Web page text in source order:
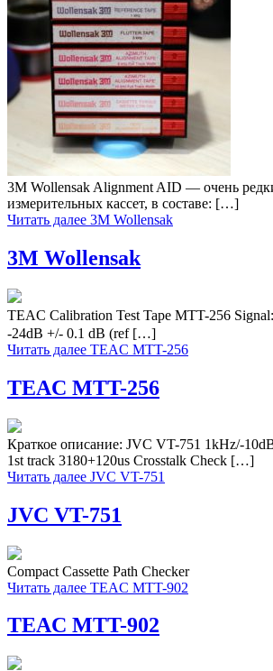
3M Wollensak Alignment AID — очень
измерительных кассет, в составе: […]
Читать далее 3M Wollensak
3M Wollensak
TEAC Calibration Test Tape MTT-256
-24dB +/- 0.1 dB (ref […]
Читать далее TEAC MTT-256
TEAC MTT-256
Краткое описание: JVC VT-751 1kHz/-
1st track 3180+120us Crosstalk Check […]
Читать далее JVC VT-751
JVC VT-751
Compact Cassette Path Checker
Читать далее TEAC MTT-902
TEAC MTT-902